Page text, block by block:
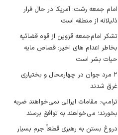
امام جمعه رشت: آمریکا در حال فرار
ذلیلانه از منطقه است
تشکر امام‌جمعه قزوین از قوه قضائیه
بخاطر اعدام های اخیر: قصاص مایه
حیات بشر است
۲ مرد جوان در چهارمحال و بختیاری
غرق شدند
ترامپ: مقامات ایرانی نمی‌خواهند ضربه
بخورند؛ می‌خواهند به توافق برسند
دروغ بستن به رهبری قطعاً جرم بسیار